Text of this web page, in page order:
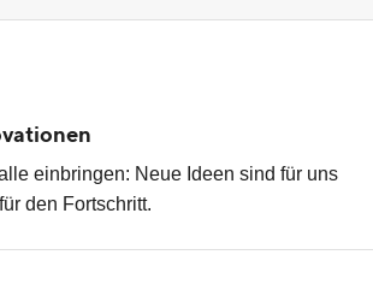
einbringen: Neue Ideen sind für uns
den Fortschritt.